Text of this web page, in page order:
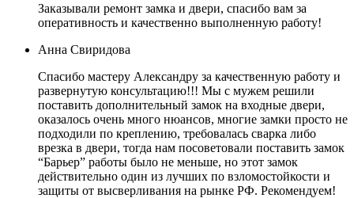
Заказывали ремонт замка и двери, спасибо вам за
оперативность и качественно выполненную работу!
Анна Свиридова
Спасибо мастеру Александру за качественную работу и
развернутую консультацию!!! Мы с мужем решили
поставить дополнительный замок на входные двери,
оказалось очень много нюансов, многие замки просто не
подходили по креплению, требовалась сварка либо
врезка в двери, тогда нам посоветовали поставить замок
“Барьер” работы было не меньше, но этот замок
действительно один из лучших по взломостойкости и
защиты от высверливания на рынке РФ. Рекомендуем!